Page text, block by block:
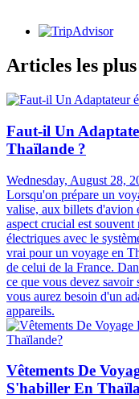
Articles les
Faut-il Un
Thaïlande ?
Wednesday, August 28,
Lorsqu'on prépare un
valise, aux billets d'avion
aspect crucial est
électriques avec le
vrai pour un voyage en
de celui de la France.
ce que vous devez savoir
vous aurez besoin d'un
appareils.
Vêtements De
S'habiller En